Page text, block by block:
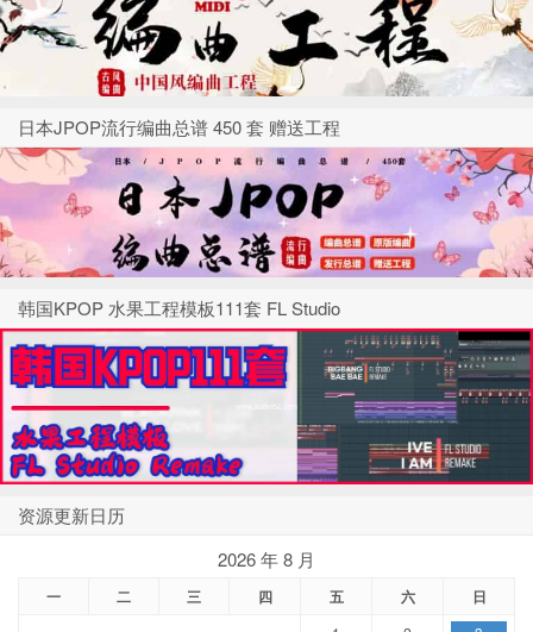
日本JPOP流行编曲总谱 450 套 赠送工程
韩国KPOP 水果工程模板111套 FL Studio
资源更新日历
2026 年 8 月
一 二 三 四 五 六 日